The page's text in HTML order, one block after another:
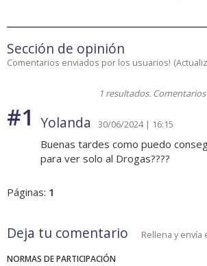
Sección de opinión
Comentarios enviados por los usuarios! (
1 resultados.
#1 Yolanda 30/06/2024 | 16:15
Buenas tardes como puedo
para ver solo al Drogas????
Páginas: 1
Deja tu comentario Rellena y envía
NORMAS DE PARTICIPACIÓN